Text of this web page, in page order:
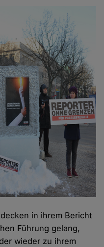
in ihrem Bericht
Führung gelang,
wieder zu ihrem